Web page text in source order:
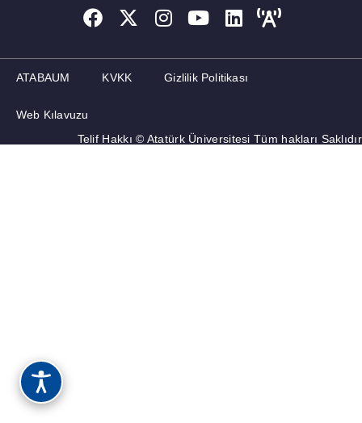
ATABAUM KVKK Gizlilik Politikası
Web Kılavuzu
Telif Hakkı © Atatürk Üniversitesi Tüm hakları Saklıdır